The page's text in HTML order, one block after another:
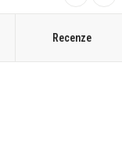
Recenze